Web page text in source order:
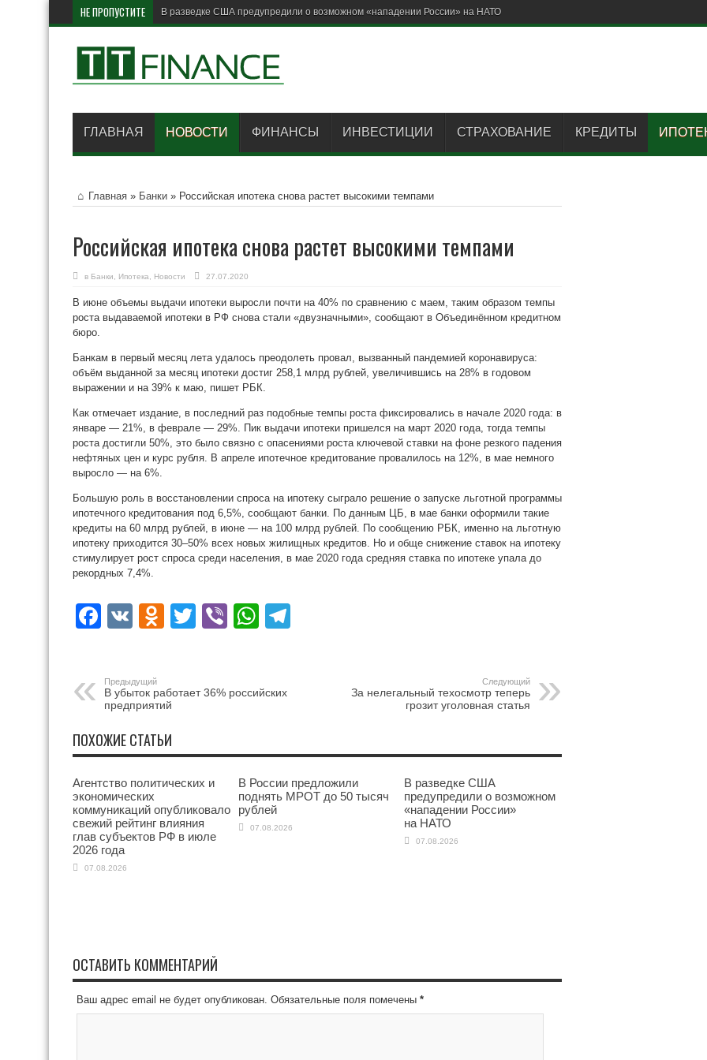
НЕ ПРОПУСТИТЕ В разведке США предупредили о возможном «нападении России» на НАТО
ГЛАВНАЯ НОВОСТИ ФИНАНСЫ ИНВЕСТИЦИИ СТРАХОВАНИЕ КРЕДИТЫ
Главная » Банки » Российская ипотека снова растет высокими темпами
Российская ипотека снова растет высокими темпами
в Банки Ипотека Новости 27.07.2020
В июне объемы выдачи ипотеки выросли почти на 40% по сравнению с маем, таким образом темпы
роста выдаваемой ипотеки в РФ снова стали «двузначными», сообщают в Объединённом кредитном
бюро.
Банкам в первый месяц лета удалось преодолеть провал, вызванный пандемией коронавируса:
объём выданной за месяц ипотеки достиг 258,1 млрд рублей, увеличившись на 28% в годовом
выражении и на 39% к маю, пишет РБК.
Как отмечает издание, в последний раз подобные темпы роста фиксировались в начале 2020 года: в
январе — 21%, в феврале — 29%. Пик выдачи ипотеки пришелся на март 2020 года, тогда темпы
роста достигли 50%, это было связно с опасениями роста ключевой ставки на фоне резкого падения
нефтяных цен и курс рубля. В апреле ипотечное кредитование провалилось на 12%, в мае немного
выросло — на 6%.
Большую роль в восстановлении спроса на ипотеку сыграло решение о запуске льготной программы
ипотечного кредитования под 6,5%, сообщают банки. По данным ЦБ, в мае банки оформили такие
кредиты на 60 млрд рублей, в июне — на 100 млрд рублей. По сообщению РБК, именно на льготную
ипотеку приходится 30–50% всех новых жилищных кредитов. Но и обще снижение ставок на ипотеку
стимулирует рост спроса среди населения, в мае 2020 года средняя ставка по ипотеке упала до
рекордных 7,4%.
Facebook
VK Odnoklassniki
Twitter
ViberWhatsApp
Предыдущий
В убыток работает 36% российских
предприятий
Следующий
За нелегальный техосмотр теперь
грозит уголовная статья
ПОХОЖИЕ СТАТЬИ
Агентство политических и
экономических
коммуникаций опубликовало
свежий рейтинг влияния
глав субъектов РФ в июле
2026 года
07.08.2026
В России предложили
поднять МРОТ до 50 тысяч
рублей
07.08.2026
В разведке США
предупредили о возможном
«нападении России»
на НАТО
07.08.2026
ОСТАВИТЬ КОММЕНТАРИЙ
Ваш адрес email не будет опубликован. Обязательные поля помечены *